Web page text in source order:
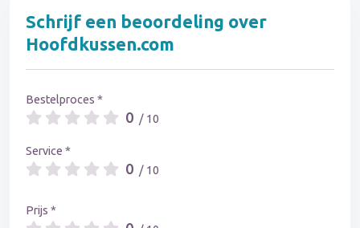
Schrijf een beoordeling over
Hoofdkussen.com
Bestelproces *
0 / 10
Service *
0 / 10
Prijs *